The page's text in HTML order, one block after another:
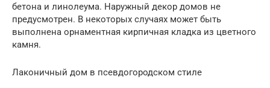
бетона и линолеума. Наружный декор домов не
предусмотрен. В некоторых случаях может быть
выполнена орнаментная кирпичная кладка из цветного
камня.
Лаконичный дом в псевдогородском стиле